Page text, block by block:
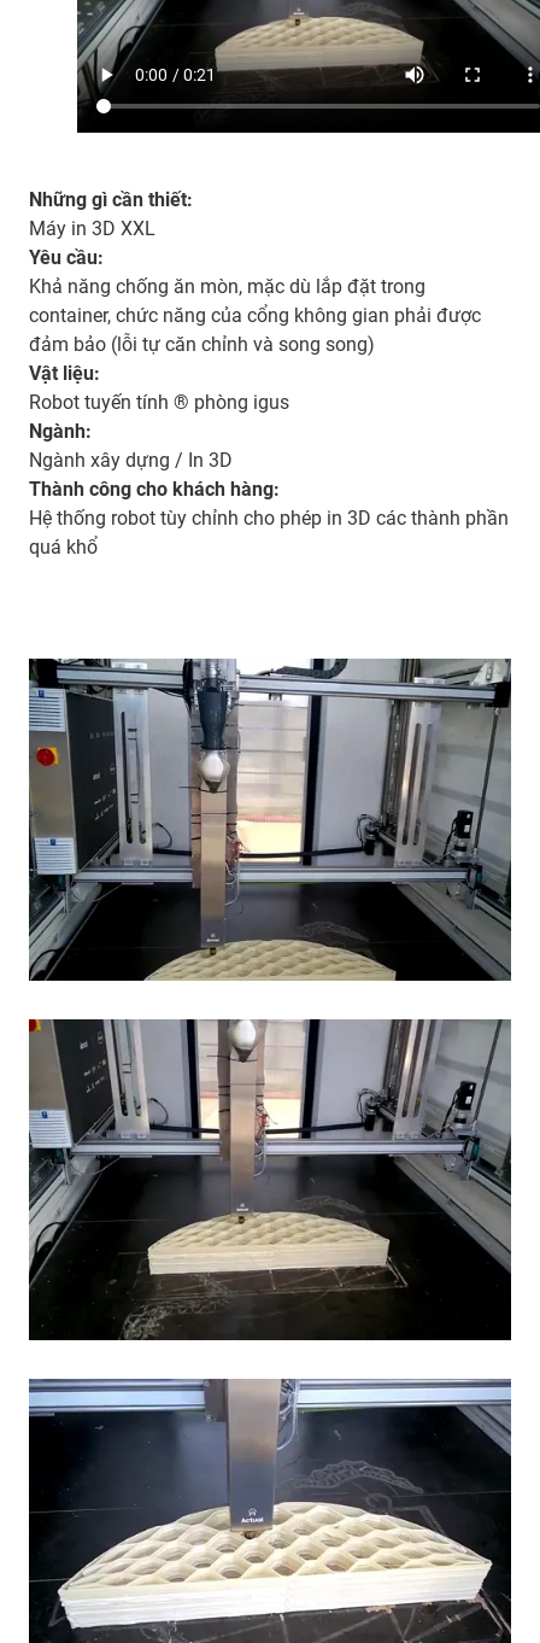
Những gì cần thiết:
Máy in 3D XXL
Yêu cầu:
Khả năng chống ăn mòn, mặc dù lắp đặt trong
container, chức năng của cổng không gian phải được
đảm bảo (lỗi tự căn chỉnh và song song)
Vật liệu:
Robot tuyến tính ® phòng igus
Ngành:
Ngành xây dựng / In 3D
Thành công cho khách hàng:
Hệ thống robot tùy chỉnh cho phép in 3D các thành phần
quá khổ